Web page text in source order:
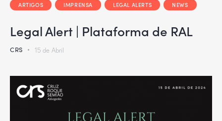
ARTIGOS IMPRENSA LEGAL ALERTS NEWS
Legal Alert | Plataforma de RAL
CRS 15 de Abril